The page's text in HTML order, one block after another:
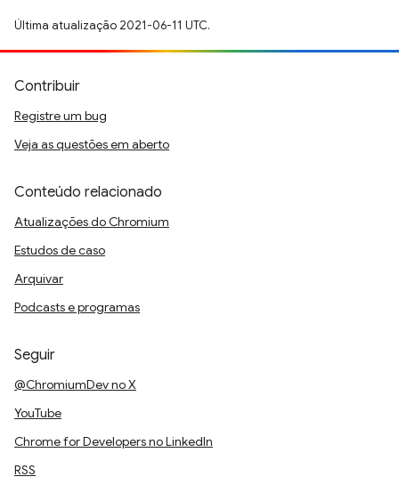
Última atualização 2021-06-11 UTC.
Contribuir
Registre um bug
Veja as questões em aberto
Conteúdo relacionado
Atualizações do Chromium
Estudos de caso
Arquivar
Podcasts e programas
Seguir
@ChromiumDev no X
YouTube
Chrome for Developers no LinkedIn
RSS